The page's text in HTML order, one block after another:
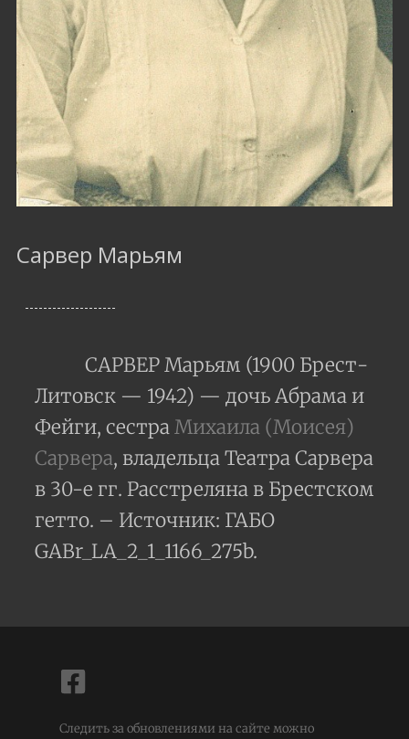
Сарвер Марьям
САРВЕР Марьям (1900 Брест-
Литовск — 1942) — дочь Абрама и
Фейги, сестраМихаила (Моисея)
Сарвера, владельца Театра Сарвера
в 30-е гг. Расстреляна в Брестском
гетто. – Источник: ГАБО
GABr_LA_2_1_1166_275b.
Следить за обновлениями на сайте можно